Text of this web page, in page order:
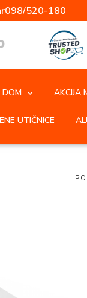
098/520-180
AKCIJA
UTIČNICE